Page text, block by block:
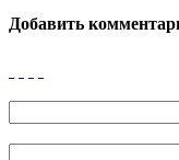
Добавить